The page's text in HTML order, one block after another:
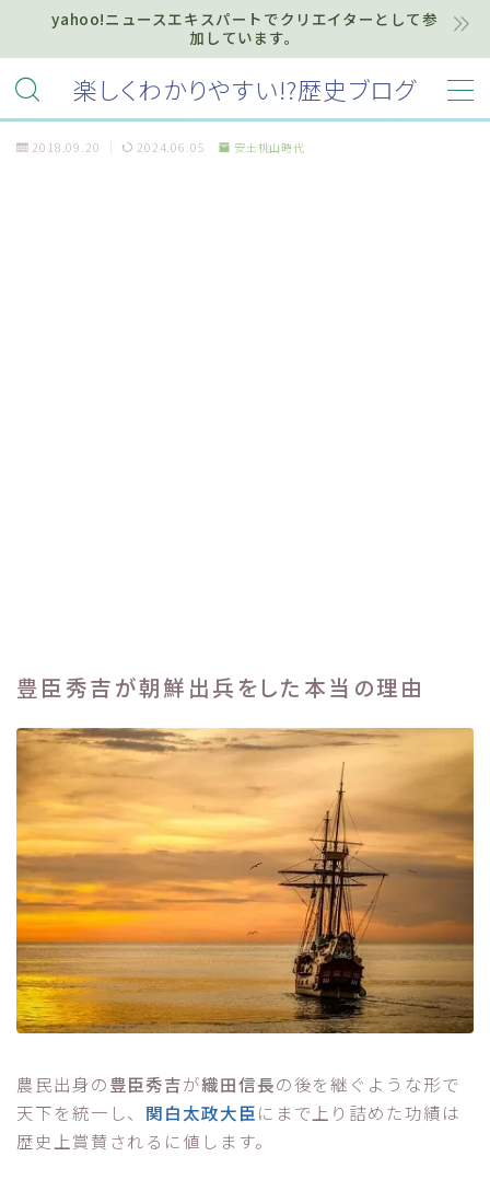
yahoo!ニュースエキスパートでクリエイターとして参
加しています。
楽しくわかりやすい!?歴史ブログ
MENU
ホーム
2018.09.20 2024.06.05 安土桃山時代
豊臣秀吉が朝鮮出兵をした本当の理由
農民出身の豊臣秀吉が織田信長の後を継ぐような形で
天下を統一し、 関白太政大臣にまで上り詰めた功績は
歴史上賞賛されるに値します。